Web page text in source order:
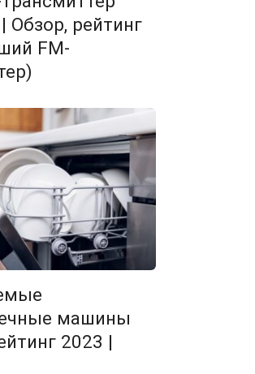
Обзор, рейтинг
FM-
машины
2023 |